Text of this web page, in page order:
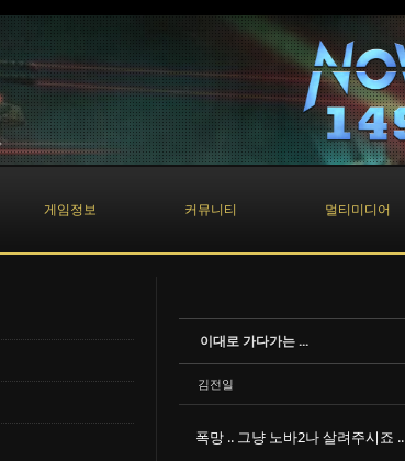
게임정보 커뮤니티 멀티미디어
이대로 가다가는 ...
김전일
폭망 .. 그냥 노바2나 살려주시죠 ..